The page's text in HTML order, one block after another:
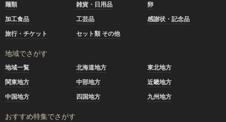
麺類
雑貨・日用品
卵
加工食品
工芸品
感謝状・記念品
旅行・チケット
セット類 その他
地域でさがす
地域一覧 北海道地方
東北地方
関東地方
中部地方
近畿地方
中国地方
四国地方 九州地方
おすすめ特集でさがす